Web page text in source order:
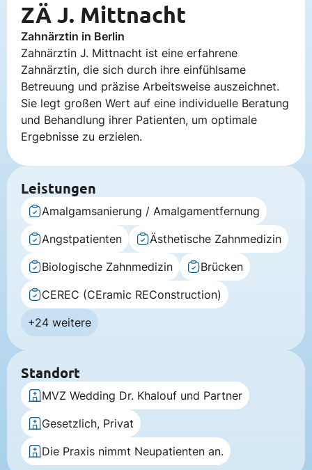
ZÄ J. Mittnacht
Zahnärztin in Berlin
Zahnärztin J. Mittnacht ist eine erfahrene
Zahnärztin, die sich durch ihre einfühlsame
Betreuung und präzise Arbeitsweise auszeichnet.
Sie legt großen Wert auf eine individuelle Beratung
und Behandlung ihrer Patienten, um optimale
Ergebnisse zu erzielen.
Leistungen
Amalgamsanierung / Amalgamentfernung
Angstpatienten
Ästhetische Zahnmedizin
Biologische Zahnmedizin
Brücken
CEREC (CEramic REConstruction)
+24 weitere
Standort
MVZ Wedding Dr. Khalouf und Partner
Gesetzlich, Privat
Die Praxis nimmt Neupatienten an.